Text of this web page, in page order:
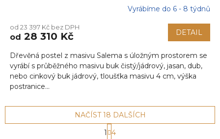
Vyrábíme do 6 - 8 týdnů
od 23 397 Kč bez DPH
od 28 310 Kč DETAIL
Dřevěná postel z masivu Salema s úložným prostorem se
vyrábí s průběžného masivu buk čistý/jádrový, jasan, dub,
nebo cinkový buk jádrový, tloušťka masivu 4 cm, výška
postranice...
NAČÍST 18 DALŠÍCH
S
t
1
4